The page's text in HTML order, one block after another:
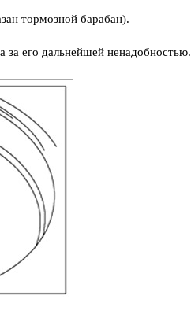
тормозной барабан).
за его дальнейшей ненадобностью.